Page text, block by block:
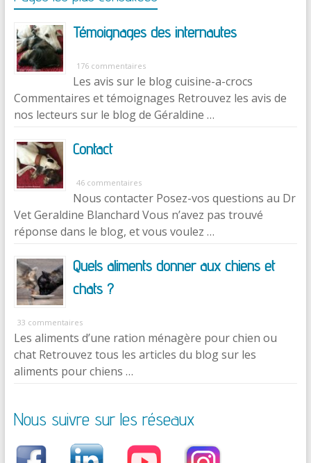
Témoignages des internautes
176 commentaires
Les avis sur le blog cuisine-a-crocs
Commentaires et témoignages Retrouvez les avis de
nos lecteurs sur le blog de Géraldine …
Contact
46 commentaires
Nous contacter Posez-vos questions au Dr
Vet Geraldine Blanchard Vous n’avez pas trouvé
réponse dans le blog, et vous voulez …
Quels aliments donner aux chiens et
chats ?
33 commentaires
Les aliments d’une ration ménagère pour chien ou
chat Retrouvez tous les articles du blog sur les
aliments pour chiens …
Nous suivre sur les réseaux